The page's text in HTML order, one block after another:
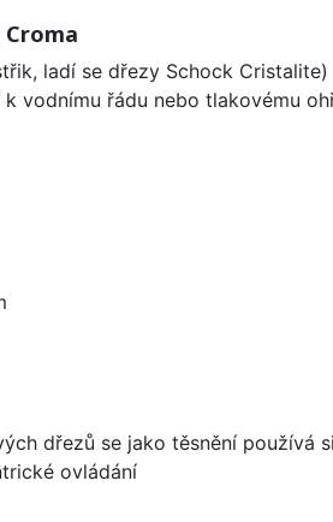
Croma
ladí se dřezy Schock Cristalite)
vodnímu řádu nebo tlakovému
dřezů se jako těsnění používá
ovládání